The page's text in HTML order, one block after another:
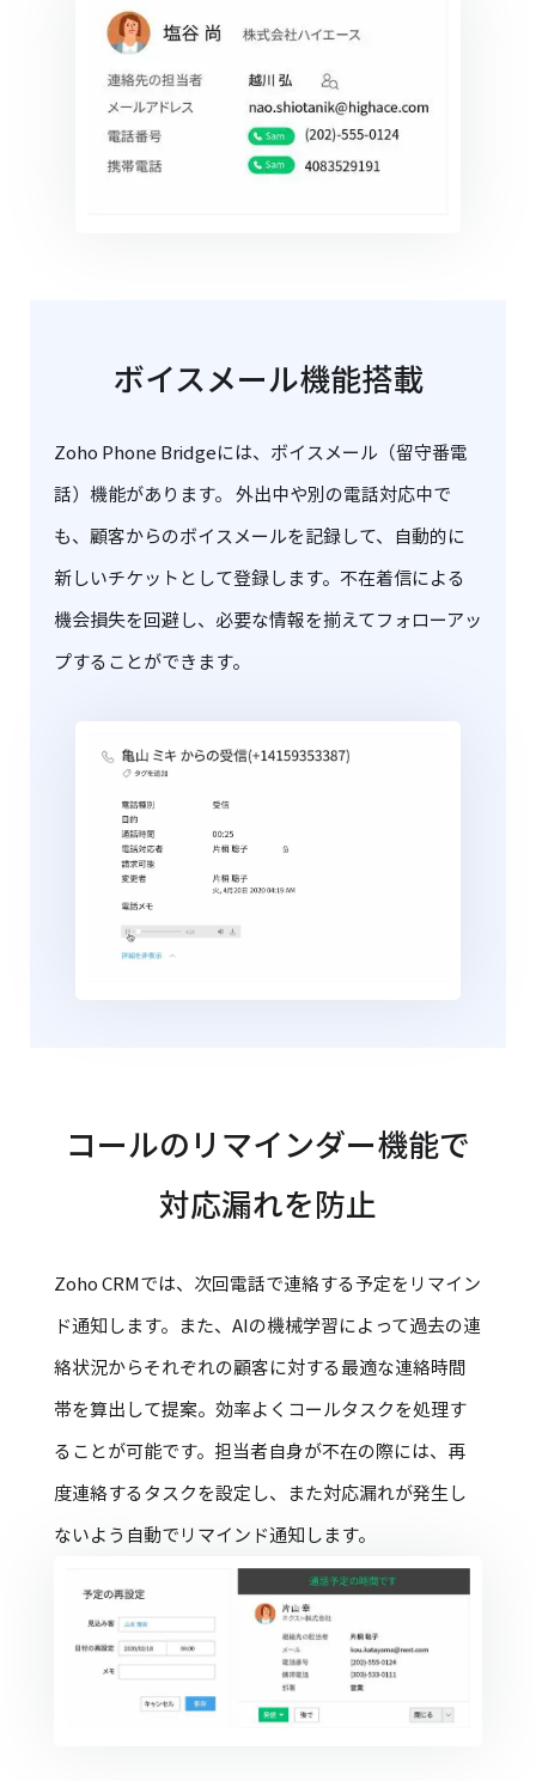
ボイスメール機能搭載
Zoho Phone Bridgeには、ボイスメール（留守番電
話）機能があります。 外出中や別の電話対応中で
も、顧客からのボイスメールを記録して、自動的に
新しいチケットとして登録します。不在着信による
機会損失を回避し、必要な情報を揃えてフォローアッ
プすることができます。
コールのリマインダー機能で
対応漏れを防止
Zoho CRMでは、次回電話で連絡する予定をリマイン
ド通知します。また、AIの機械学習によって過去の連
絡状況からそれぞれの顧客に対する最適な連絡時間
帯を算出して提案。効率よくコールタスクを処理す
ることが可能です。担当者自身が不在の際には、再
度連絡するタスクを設定し、また対応漏れが発生し
ないよう自動でリマインド通知します。